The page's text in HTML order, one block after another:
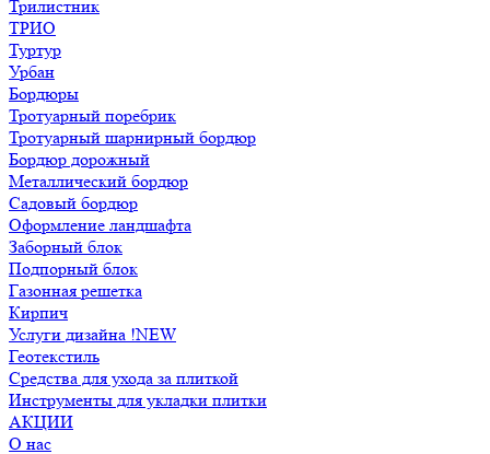
Трилистник
ТРИО
Туртур
Урбан
Бордюры
Тротуарный поребрик
Тротуарный шарнирный бордюр
Бордюр дорожный
Металлический бордюр
Садовый бордюр
Оформление ландшафта
Заборный блок
Подпорный блок
Газонная решетка
Кирпич
Услуги дизайна !NEW
Геотекстиль
Средства для ухода за плиткой
Инструменты для укладки плитки
АКЦИИ
О нас